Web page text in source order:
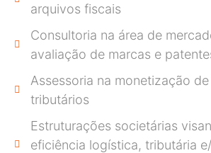
arquivos fiscais
Consultoria na área de
avaliação de marcas e
Assessoria na monetização
tributários
Estruturações societárias
eficiência logística, tributária